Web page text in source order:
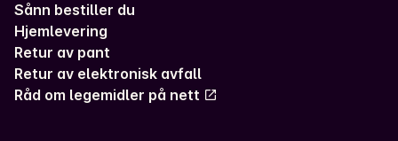
Sånn bestiller du
Hjemlevering
Retur av pant
Retur av elektronisk avfall
Råd om legemidler på nett